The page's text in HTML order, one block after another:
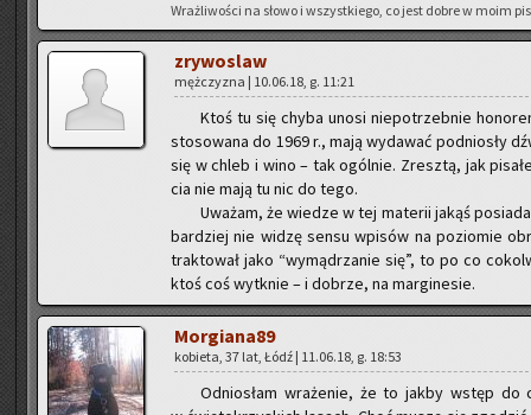
Wraż­li­wo­ści na słowo i wszyst­kie­go, co jest dobre w moim
zry­wo­slaw
męż­czy­zna | 10.06.18, g. 11:21
Ktoś tu się chyba unosi nie­po­trzeb­nie
sto­so­wa­na do 1969 r., mają wy­da­wać pod­nio­sły
się w chleb i wino – tak ogól­nie. Zresz­tą, jak
cia nie mają tu nic do tego.
Uwa­żam, że wie­dze w tej ma­te­rii jakąś
bar­dziej nie widzę sensu wpi­sów na po­zio­mie
trak­to­wał jako “wy­mą­drza­nie się”, to po co
ktoś coś wy­tknie – i do­brze, na mar­gi­ne­sie.
Mor­gia­na­89
ko­bie­ta, 37 lat, Łódź | 11.06.18, g. 18:53
Od­nio­słam wra­że­nie, że to jakby wstęp do